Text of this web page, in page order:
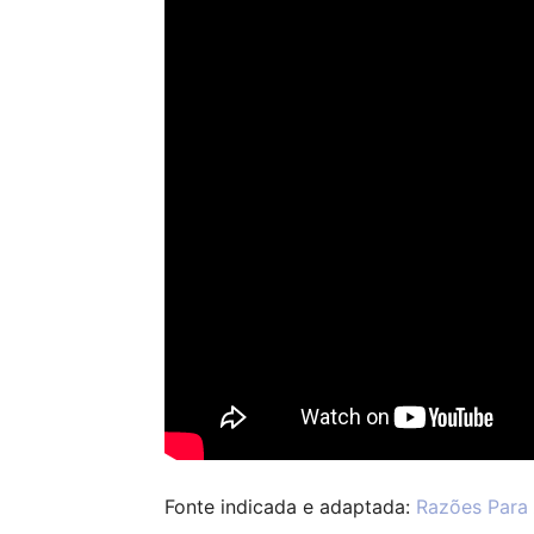
Fonte indicada e adaptada: Razões